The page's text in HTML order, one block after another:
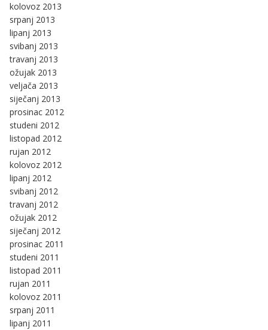
kolovoz 2013
srpanj 2013
lipanj 2013
svibanj 2013
travanj 2013
ožujak 2013
veljača 2013
siječanj 2013
prosinac 2012
studeni 2012
listopad 2012
rujan 2012
kolovoz 2012
lipanj 2012
svibanj 2012
travanj 2012
ožujak 2012
siječanj 2012
prosinac 2011
studeni 2011
listopad 2011
rujan 2011
kolovoz 2011
srpanj 2011
lipanj 2011